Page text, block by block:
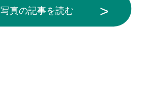
写真の記事を読む